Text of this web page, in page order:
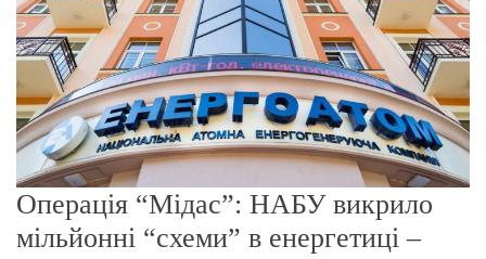
Операція “Мідас”: НАБУ викрило
мільйонні “схеми” в енергетиці –